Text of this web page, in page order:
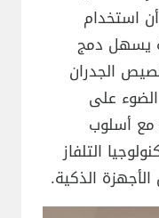
استخدام
يسهل دمج
الجدران
على
مع أسلوب
التلفاز
الذكية.